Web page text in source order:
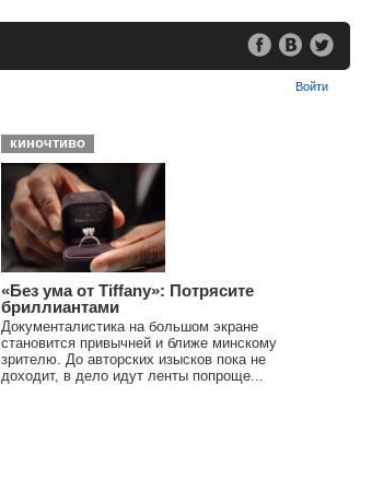
Войти
киночтиво
«Без ума от Tiffany»: Потрясите
бриллиантами
Документалистика на большом экране
становится привычней и ближе минскому
зрителю. До авторских изысков пока не
доходит, в дело идут ленты попроще...